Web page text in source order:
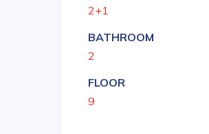
2+1
BATHROOM
2
FLOOR
9